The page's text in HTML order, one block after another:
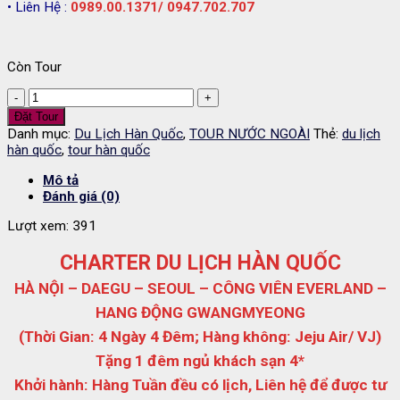
• Liên Hệ : 0989.00.1371/ 0947.702.707
Còn Tour
Tour
du
lịch
Hàn
Quốc
5
ngày
đêm|
lượng
Đặt Tour
Danh mục: Du Lịch Hàn Quốc, TOUR NƯỚC NGOÀI Thẻ: du lịch
hàn quốc, tour hàn quốc
Mô tả
Đánh giá (0)
Lượt xem: 391
CHARTER DU LỊCH HÀN QUỐC
HÀ NỘI – DAEGU – SEOUL – CÔNG VIÊN EVERLAND –
HANG ĐỘNG GWANGMYEONG
(Thời Gian: 4 Ngày 4 Đêm; Hàng không: Jeju Air/ VJ)
Tặng 1 đêm ngủ khách sạn 4*
Khởi hành: Hàng Tuần đều có lịch, Liên hệ để được tư